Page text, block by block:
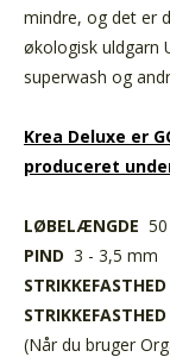
mindre, og det er
økologisk uldgarn
superwash og
Krea Deluxe er
produceret
LØBELÆNGDE
PIND 3 - 3,5 mm
STRIKKEFASTHED
STRIKKEFASTHED
(Når du bruger